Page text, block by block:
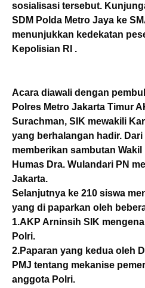
sosialisasi tersebut.
SDM Polda Metro Jaya ke
menunjukkan kedekatan
Kepolisian RI .
Acara diawali dengan
Polres Metro Jakarta Timur
Surachman, SIK mewakili
yang berhalangan hadir.
memberikan sambutan
Humas Dra. Wulandari PN
Jakarta.
Selanjutnya ke 210 siswa
yang di paparkan oleh
1.AKP Arninsih SIK
Polri.
2.Paparan yang kedua oleh
PMJ tentang mekanise
anggota Polri.